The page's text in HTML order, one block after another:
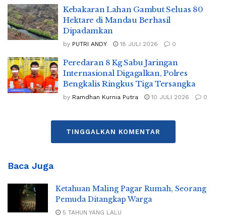
Kebakaran Lahan Gambut Seluas 80
Hektare di Mandau Berhasil
Dipadamkan
by PUTRI ANDY 18 JULI 2026 0
Peredaran 8 Kg Sabu Jaringan
Internasional Digagalkan, Polres
Bengkalis Ringkus Tiga Tersangka
by Ramdhan Kurnia Putra 10 JULI 2026 0
TINGGALKAN KOMENTAR
Baca Juga
Ketahuan Maling Pagar Rumah, Seorang
Pemuda Ditangkap Warga
5 TAHUN YANG LALU